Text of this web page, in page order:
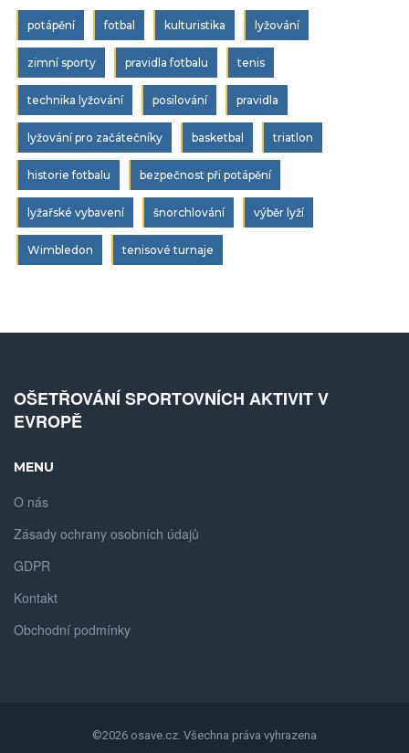
potápění fotbal kulturistika lyžování
zimní sporty pravidla fotbalu tenis
technika lyžování posilování pravidla
lyžování pro začátečníky basketbal triatlon
historie fotbalu bezpečnost při potápění
lyžařské vybavení šnorchlování výběr lyží
Wimbledon tenisové turnaje
OŠETŘOVÁNÍ SPORTOVNÍCH AKTIVIT V
EVROPĚ
MENU
O nás
Zásady ochrany osobních údajů
GDPR
Kontakt
Obchodní podmínky
©2026 osave.cz. Všechna práva vyhrazena